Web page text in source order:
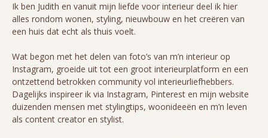
Ik ben Judith en vanuit mijn liefde voor interieur deel ik hier
alles rondom wonen, styling, nieuwbouw en het creëren van
een huis dat echt als thuis voelt.
Wat begon met het delen van foto’s van m’n interieur op
Instagram, groeide uit tot een groot interieurplatform en een
ontzettend betrokken community vol interieurliefhebbers.
Dagelijks inspireer ik via Instagram, Pinterest en mijn website
duizenden mensen met stylingtips, woonideeën en m’n leven
als content creator en stylist.